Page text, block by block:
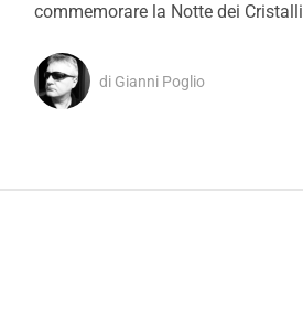
commemorare la Notte dei Cristalli
di Gianni Poglio